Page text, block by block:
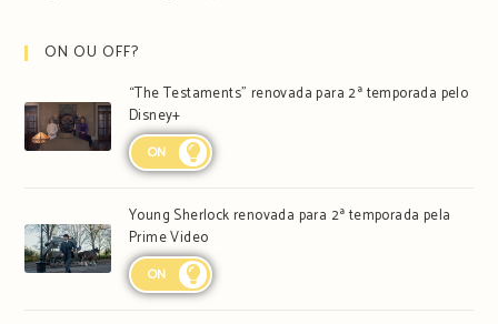
ON OU OFF?
“The Testaments” renovada para 2ª temporada pelo
Disney+
ON
Young Sherlock renovada para 2ª temporada pela
Prime Video
ON